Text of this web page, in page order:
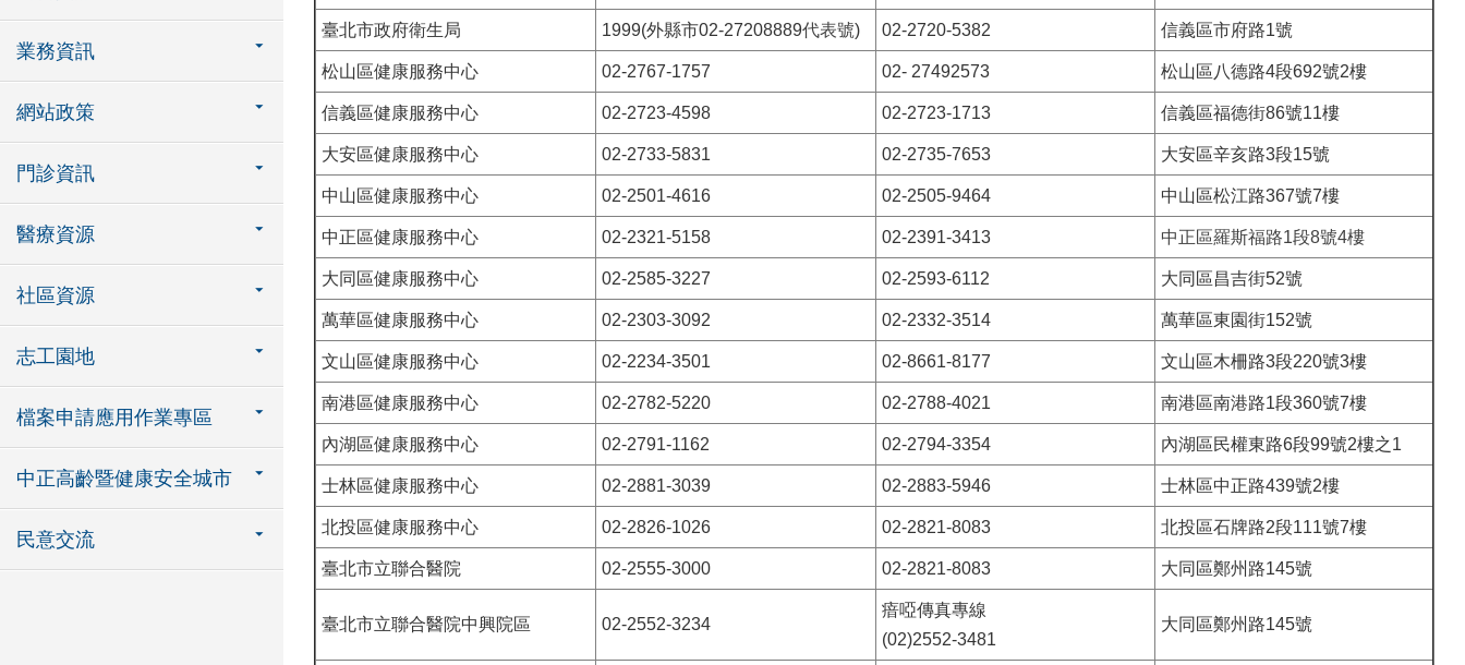
業務資訊
網站政策
門診資訊
醫療資源
社區資源
志工園地
檔案申請應用作業專區
中正高齡暨健康安全城市
民意交流
臺北市政府衛生局 1999(外縣市02-27208889代表號) 02-2720-5382 信義區市府路1號
松山區健康服務中心 02-2767-1757 02- 27492573 松山區八德路4段692號2樓
信義區健康服務中心 02-2723-4598 02-2723-1713 信義區福德街86號11樓
大安區健康服務中心 02-2733-5831 02-2735-7653 大安區辛亥路3段15號
中山區健康服務中心 02-2501-4616 02-2505-9464 中山區松江路367號7樓
中正區健康服務中心 02-2321-5158 02-2391-3413 中正區羅斯福路1段8號4樓
大同區健康服務中心 02-2585-3227 02-2593-6112 大同區昌吉街52號
萬華區健康服務中心 02-2303-3092 02-2332-3514 萬華區東園街152號
文山區健康服務中心 02-2234-3501 02-8661-8177 文山區木柵路3段220號3樓
南港區健康服務中心 02-2782-5220 02-2788-4021 南港區南港路1段360號7樓
內湖區健康服務中心 02-2791-1162 02-2794-3354 內湖區民權東路6段99號2樓之1
士林區健康服務中心 02-2881-3039 02-2883-5946 士林區中正路439號2樓
北投區健康服務中心 02-2826-1026 02-2821-8083 北投區石牌路2段111號7樓
臺北市立聯合醫院 02-2555-3000 02-2821-8083 大同區鄭州路145號
臺北市立聯合醫院中興院區 02-2552-3234
瘖啞傳真專線
(02)2552-3481
大同區鄭州路145號